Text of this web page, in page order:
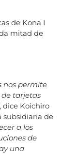
de Kona I
mitad de
nos permite
tarjetas
dice Koichiro
subsidiaria de
a los
de
una